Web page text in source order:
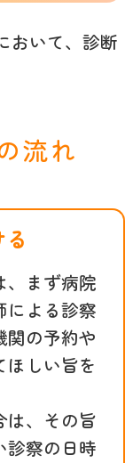
おいて、診断
流れ
、まず病院
による診察
関の予約や
しい旨を
は、その旨
診察の日時